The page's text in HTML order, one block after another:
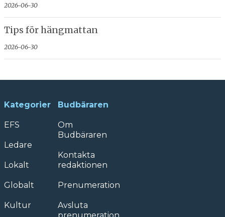
2026-06-30
Tips för hängmattan
2026-06-30
Kategorier
EFS
Ledare
Lokalt
Globalt
Kultur
Budbäraren
Om
Budbäraren
Kontakta
redaktionen
Prenumeration
Avsluta